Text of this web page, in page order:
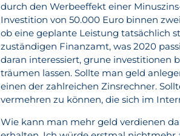
durch den Werbeeffekt einer
Investition von 50.000 Euro binnen
ob eine geplante Leistung tatsächlich
zuständigen Finanzamt, was 2020
daran interessiert, grune investitionen
träumen lassen. Sollte man geld
einen der zahlreichen Zinsrechner.
vermehren zu können, die sich im
Wie kann man mehr geld verdienen